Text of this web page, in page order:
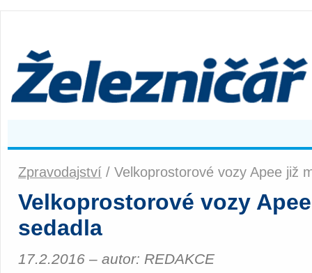
Zpravodajství / Velkoprostorové vozy Apee již
Velkoprostorové vozy
sedadla
17.2.2016 – autor: REDAKCE